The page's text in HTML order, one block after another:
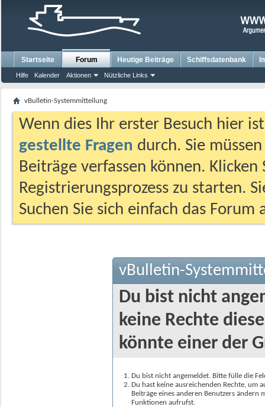
Startseite Forum
Hilfe Kalender Aktionen Nützliche Links
Heutige Beiträge Schiffsdatenbank
vBulletin-Systemmitteilung
Wenn dies Ihr erster Besuch hier
gestellte Fragen durch. Sie
Beiträge verfassen können.
Registrierungsprozess zu starten.
Suchen Sie sich einfach das
vBulletin-
Du bist nicht
keine Rechte
könnte einer der
Du bist nicht angemeldet. Bitte fülle die
Du hast keine ausreichenden Rechte, um
Beiträge eines anderen Benutzers
Funktionen aufrufst.